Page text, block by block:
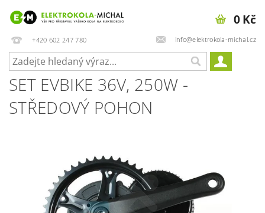
+420 602 247 780 info@elektrokola-michal.cz
0 Kč
SET EVBIKE 36V, 250W -
STŘEDOVÝ POHON